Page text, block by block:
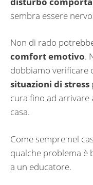
sembra essere
Non di rado
comfort emotivo.
dobbiamo verificare
situazioni di stress
cura fino ad
casa.
Come sempre nel
qualche problema è
a un educatore.